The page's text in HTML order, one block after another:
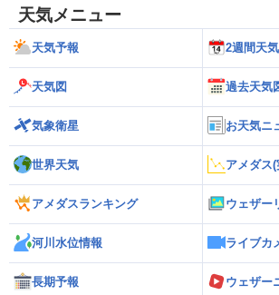
天気メニュー
天気予報 2週間天気
天気図 過去天気
気象衛星 お天気ニ
世界天気 アメダス
アメダスランキング ウェザー
河川水位情報 ライブカ
長期予報 ウェザー